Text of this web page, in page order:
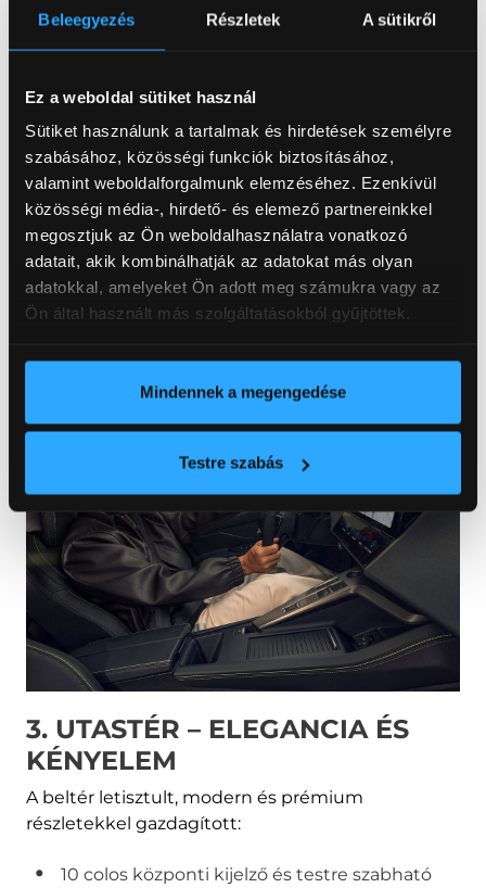
Beleegyezés Részletek A sütikről
Ez a weboldal sütiket használ
Sütiket használunk a tartalmak és hirdetések személyre
szabásához, közösségi funkciók biztosításához,
valamint weboldalforgalmunk elemzéséhez. Ezenkívül
közösségi média-, hirdető- és elemező partnereinkkel
megosztjuk az Ön weboldalhasználatra vonatkozó
adatait, akik kombinálhatják az adatokat más olyan
adatokkal, amelyeket Ön adott meg számukra vagy az
Ön által használt más szolgáltatásokból gyűjtöttek.
Mindennek a megengedése
Testre szabás
érintőkapcsolók.
kWh-s akkumulátor, akár 450 km hatótáv,
három fokozatú rekuperációval és
villámgyors (32 perces) gyorstöltéssel.
Plug-in hibrid 195: 195 LE összteljesítmény,
akár 85 km (WLTP városi) tisztán
elektromos hatótáv.
Hybrid 145: öntöltő technológia, városban
az utak 50%-át emissziómentesen képes
megtenni.
partner a hosszú utakra.
3. UTASTÉR – ELEGANCIA ÉS
KÉNYELEM
A beltér letisztult, modern és prémium
részletekkel gazdagított:
10 colos központi kijelző és testre szabható